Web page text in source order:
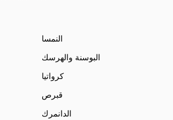
النمسا
البوسنة والهرسك
كرواتيا
قبرص
الدانمرك